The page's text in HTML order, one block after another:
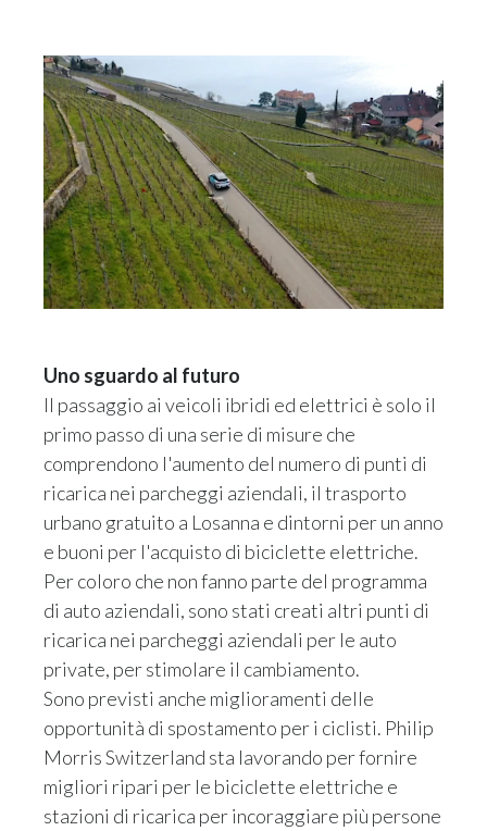
Uno sguardo al futuro
Il passaggio ai veicoli ibridi ed elettrici è solo il
primo passo di una serie di misure che
comprendono l'aumento del numero di punti di
ricarica nei parcheggi aziendali, il trasporto
urbano gratuito a Losanna e dintorni per un anno
e buoni per l'acquisto di biciclette elettriche.
Per coloro che non fanno parte del programma
di auto aziendali, sono stati creati altri punti di
ricarica nei parcheggi aziendali per le auto
private, per stimolare il cambiamento.
Sono previsti anche miglioramenti delle
opportunità di spostamento per i ciclisti. Philip
Morris Switzerland sta lavorando per fornire
migliori ripari per le biciclette elettriche e
stazioni di ricarica per incoraggiare più persone